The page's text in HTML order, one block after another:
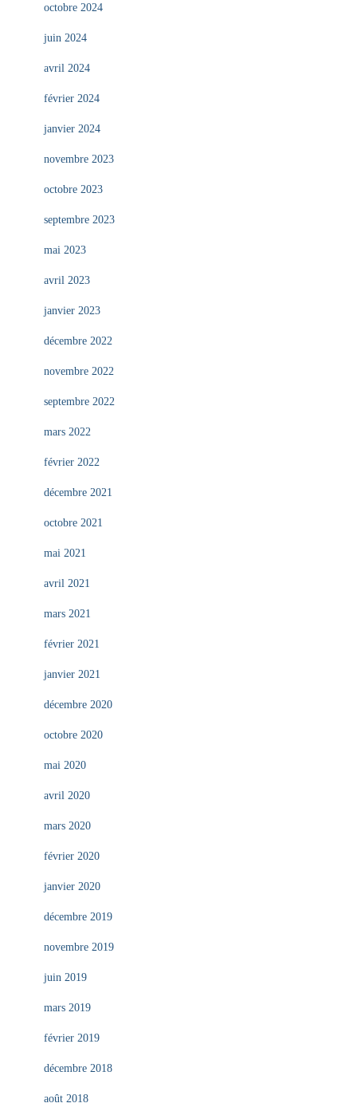
octobre 2024
juin 2024
avril 2024
février 2024
janvier 2024
novembre 2023
octobre 2023
septembre 2023
mai 2023
avril 2023
janvier 2023
décembre 2022
novembre 2022
septembre 2022
mars 2022
février 2022
décembre 2021
octobre 2021
mai 2021
avril 2021
mars 2021
février 2021
janvier 2021
décembre 2020
octobre 2020
mai 2020
avril 2020
mars 2020
février 2020
janvier 2020
décembre 2019
novembre 2019
juin 2019
mars 2019
février 2019
décembre 2018
août 2018